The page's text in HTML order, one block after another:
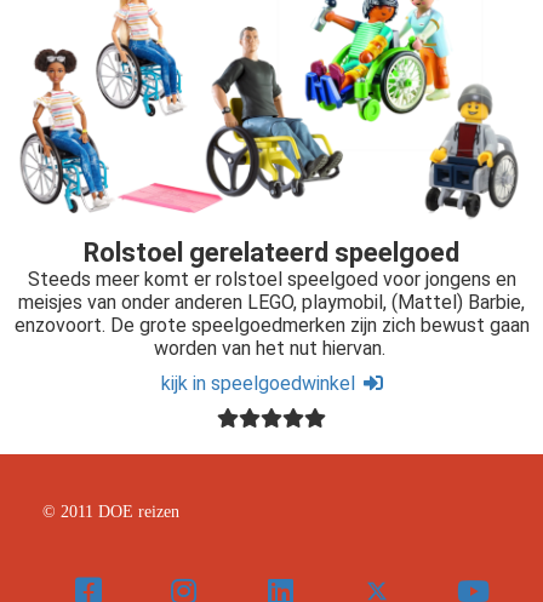
Rolstoel gerelateerd speelgoed
Steeds meer komt er rolstoel speelgoed voor jongens en
meisjes van onder anderen LEGO, playmobil, (Mattel) Barbie,
enzovoort. De grote speelgoedmerken zijn zich bewust gaan
worden van het nut hiervan.
kijk in speelgoedwinkel
© 2011 DOE reizen